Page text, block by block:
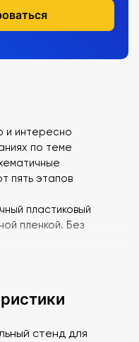
и интересно
по теме
пять этапов
пластиковый
пленкой. Без
стенд для